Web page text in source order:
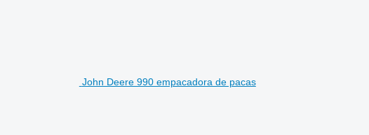
John Deere 990 empacadora de pacas